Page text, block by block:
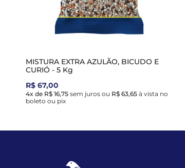
MISTURA EXTRA AZULÃO, BICUDO E
CURIÓ - 5 Kg
R$ 67,00
4x de R$ 16,75 sem juros ou R$ 63,65 à vista no
boleto ou pix